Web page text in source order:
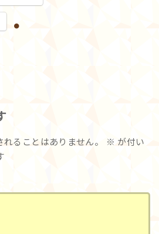
ることはありません。 ※ が付い